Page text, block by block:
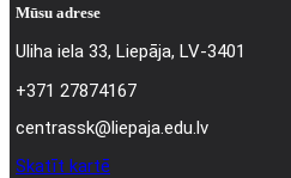
Mūsu adrese
Uliha iela 33, Liepāja, LV-3401
+371 27874167
centrassk@liepaja.edu.lv
Skatīt kartē